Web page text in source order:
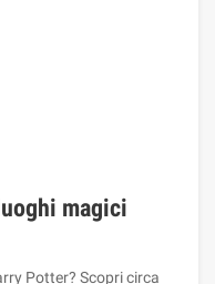
magici
Potter? Scopri circa